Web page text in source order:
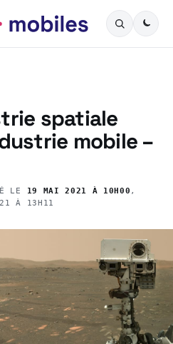
spatiale
mobile –
LE 19 MAI 2021 À 10H00 ,
À 13H11